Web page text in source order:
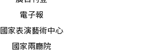
電子報
國家表演藝術中心
國家兩廳院